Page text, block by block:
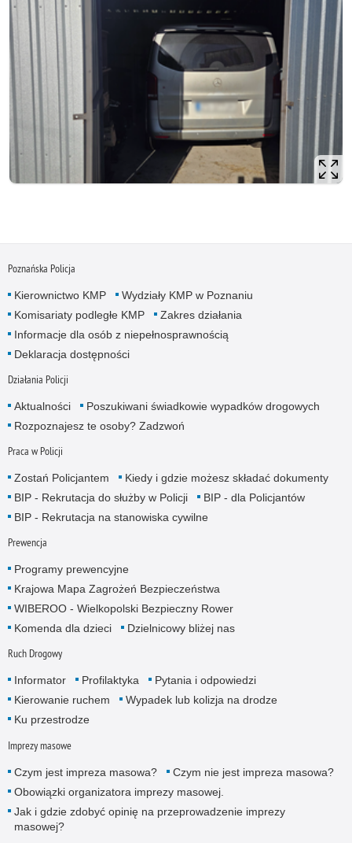
Poznańska Policja
Kierownictwo KMP
Wydziały KMP w Poznaniu
Komisariaty podległe KMP
Zakres działania
Informacje dla osób z niepełnosprawnością
Deklaracja dostępności
Działania Policji
Aktualności
Poszukiwani świadkowie wypadków drogowych
Rozpoznajesz te osoby? Zadzwoń
Praca w Policji
Zostań Policjantem
Kiedy i gdzie możesz składać dokumenty
BIP - Rekrutacja do służby w Policji
BIP - dla Policjantów
BIP - Rekrutacja na stanowiska cywilne
Prewencja
Programy prewencyjne
Krajowa Mapa Zagrożeń Bezpieczeństwa
WIBEROO - Wielkopolski Bezpieczny Rower
Komenda dla dzieci
Dzielnicowy bliżej nas
Ruch Drogowy
Informator Profilaktyka
Pytania i odpowiedzi
Kierowanie ruchem
Wypadek lub kolizja na drodze
Ku przestrodze
Imprezy masowe
Czym jest impreza masowa?
Czym nie jest impreza masowa?
Obowiązki organizatora imprezy masowej.
Jak i gdzie zdobyć opinię na przeprowadzenie imprezy
masowej?